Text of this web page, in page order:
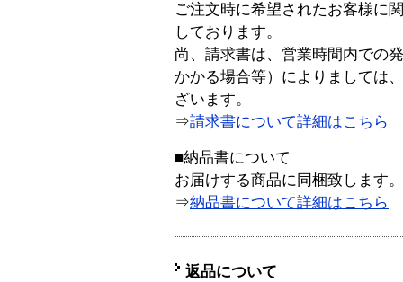
ご注文時に希望されたお客様に
しております。
尚、請求書は、営業時間内での
かかる場合等）によりましては
ざいます。
⇒請求書について詳細はこちら
■納品書について
お届けする商品に同梱致します。
⇒納品書について詳細はこちら
返品について